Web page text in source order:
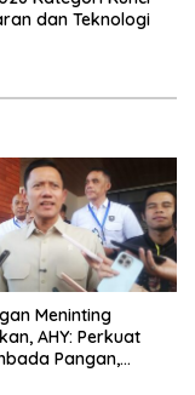
dan Teknologi
Meninting
AHY: Perkuat
Pangan,